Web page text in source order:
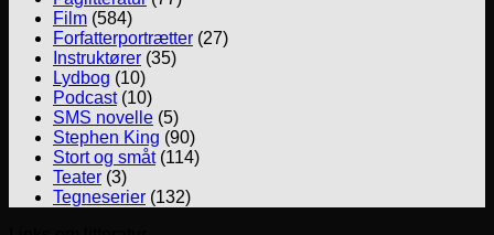
Film (584)
Forfatterportrætter (27)
Instruktører (35)
Lydbog (10)
Podcast(10)
SMS novelle (5)
Stephen King (90)
Stort og småt(114)
Teater (3)
Tegneserier (132)